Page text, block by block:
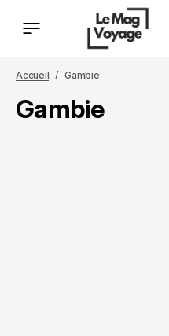
Accueil Gambie
Gambie